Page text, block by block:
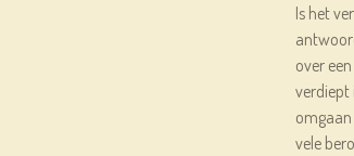
Is het
over
verdiept
vele